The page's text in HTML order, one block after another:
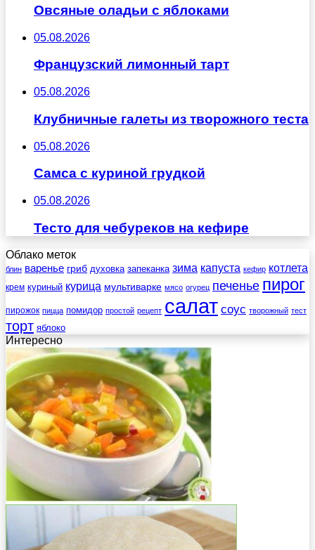
Овсяные оладьи с яблоками
05.08.2026
Французский лимонный тарт
05.08.2026
Клубничные галеты из творожного теста
05.08.2026
Самса с куриной грудкой
05.08.2026
Тесто для чебуреков на кефире
Облако меток
блин варенье гриб духовка запеканка зима капуста кефир котлета
крем куриный курица мультиварке мясо огурец печенье пирог
пирожок пицца помидор простой рецепт салат соус творожный тест
торт яблоко
Интересно